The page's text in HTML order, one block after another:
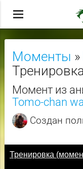
menu
Моменты »
Момент из
Tomo-chan
Создан